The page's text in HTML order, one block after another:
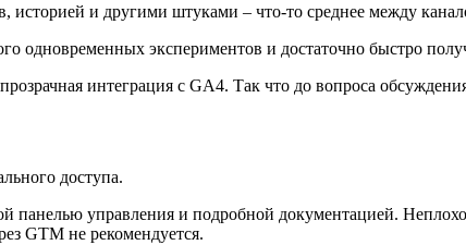
и другими штуками – что-то среднее между
одновременных экспериментов и достаточно быстро
интеграция с GA4. Так что до вопроса
доступа.
панелью управления и подробной документацией.
GTM не рекомендуется.